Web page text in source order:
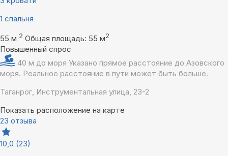
1 спальня
55 м 2 Общая площадь: 55 м2
Повышенный спрос
40 м до моря Указано прямое расстояние до Азовского
моря. Реальное расстояние в пути может быть больше.
Таганрог, Инструментальная улица, 23-2
Показать расположение на карте
23 отзыва
10,0 (23)